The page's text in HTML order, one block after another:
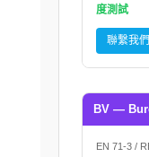
度測試
聯繫我
BV —
EN 71-3 /